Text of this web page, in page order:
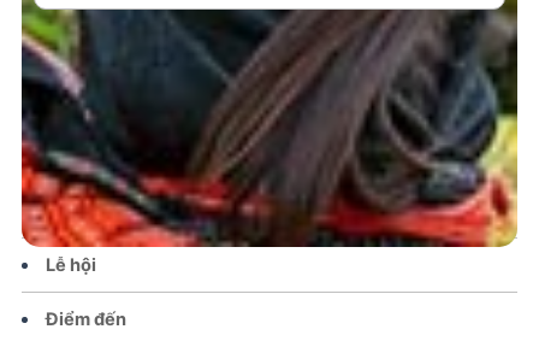
Trang chủ
Tin tức – Sự kiện
Chính sách
Văn hoá – Đời sống
Lễ hội
Điểm đến